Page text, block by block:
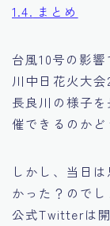
1.4. まとめ
台風10号の影
川中日花火大
長良川の様子
催できるのかど
しかし、当日
かった？ので
公式Twitterは